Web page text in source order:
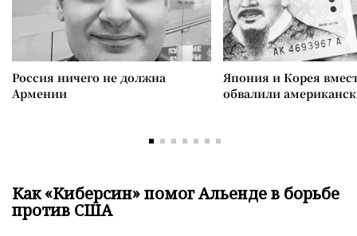
Россия ничего не должна
Армении
Япония и Корея
обвалили
Как «Киберсин» помог Альенде в борьбе
против США